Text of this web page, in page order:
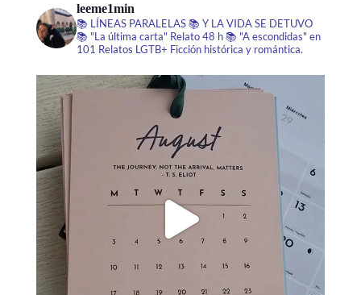
leeme1min
📚 LÍNEAS PARALELAS📚 Y LA VIDA SE DETUVO
📚 "La última carta" Relato 48 h📚 "A escondidas" en
101 Relatos LGTB+ Ficción histórica y romántica.